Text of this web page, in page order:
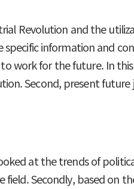
Revolution and the
specific information and
work for the future. In
Second, present
at the trends of
Secondly, based on